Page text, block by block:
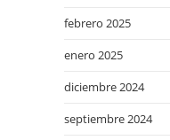
febrero 2025
enero 2025
diciembre 2024
septiembre 2024